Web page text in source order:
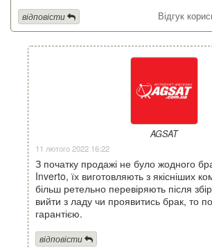
Відгук
відповісти
AGSAT
11 лютого 2022 16:22
З початку продажі не було жодного
Inverto, їх виготовляють з якісніших
більш ретельно перевіряють після
вийти з ладу чи проявитись брак, то
гарантією.
відповісти